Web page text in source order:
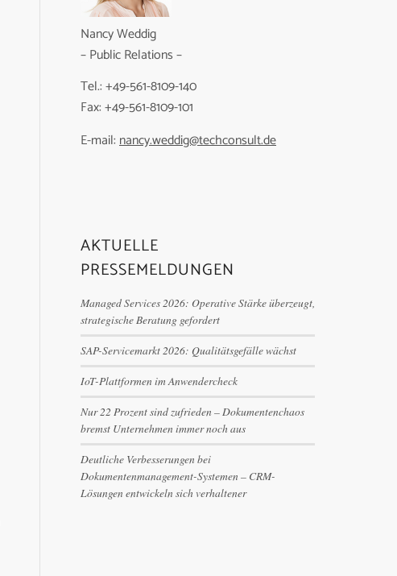
Nancy Weddig
– Public Relations –
Tel.: +49-561-8109-140
Fax: +49-561-8109-101
E-mail:nancy.weddig@techconsult.de
AKTUELLE
PRESSEMELDUNGEN
Managed Services 2026: Operative Stärke überzeugt,
strategische Beratung gefordert
SAP-Servicemarkt 2026: Qualitätsgefälle wächst
IoT-Plattformen im Anwendercheck
Nur 22 Prozent sind zufrieden – Dokumentenchaos
bremst Unternehmen immer noch aus
Deutliche Verbesserungen bei
Dokumentenmanagement-Systemen – CRM-
Lösungen entwickeln sich verhaltener